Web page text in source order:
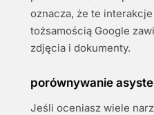
oznacza, że te
tożsamością Google
zdjęcia i dokumenty.
porównywanie
Jeśli oceniasz wiele